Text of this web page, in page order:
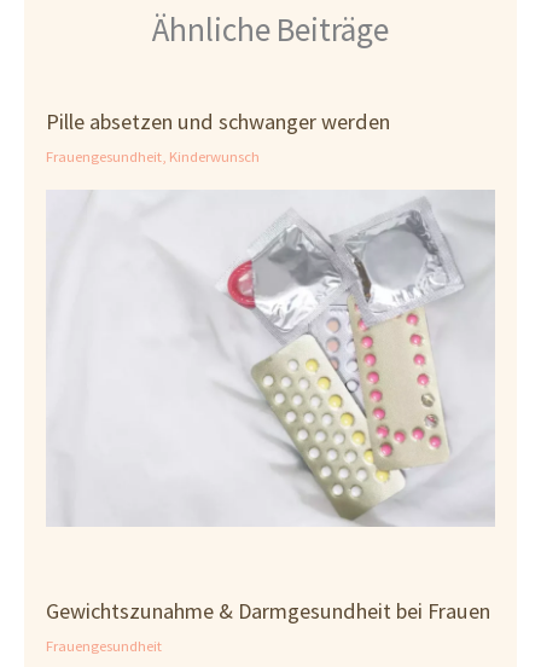
Ähnliche Beiträge
Pille absetzen und schwanger werden
Frauengesundheit Kinderwunsch
Gewichtszunahme & Darmgesundheit bei Frauen
Frauengesundheit